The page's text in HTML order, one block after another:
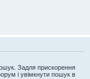
Задля прискорення
і увімкнути пошук в